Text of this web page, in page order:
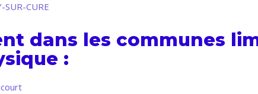
CURE
dans les communes
: